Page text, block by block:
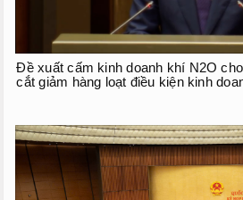
Đề xuất cấm kinh doanh khí N2O
cắt giảm hàng loạt điều kiện kinh